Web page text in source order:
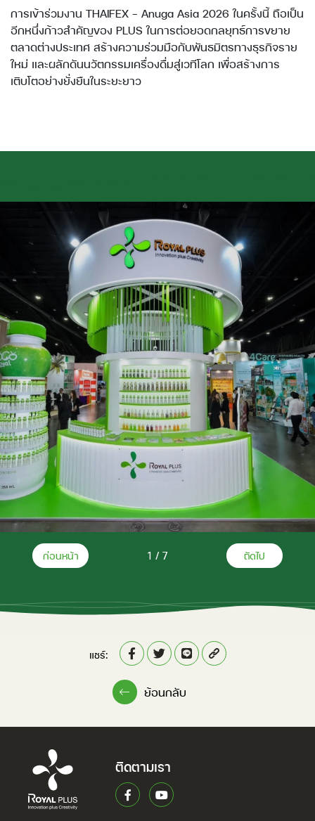
การเข้าร่วมงาน THAIFEX – Anuga Asia 2026 ในครั้งนี้ ถือเป็น
อีกหนึ่งก้าวสำคัญของ PLUS ในการต่อยอดกลยุทธ์การขยาย
ตลาดต่างประเทศ สร้างความร่วมมือกับพันธมิตรทางธุรกิจราย
ใหม่ และผลักดันนวัตกรรมเครื่องดื่มสู่เวทีโลก เพื่อสร้างการ
เติบโตอย่างยั่งยืนในระยะยาว
ก่อนหน้า 2 /7 ถัดไป
แชร์:
ย้อนกลับ
ติดตามเรา